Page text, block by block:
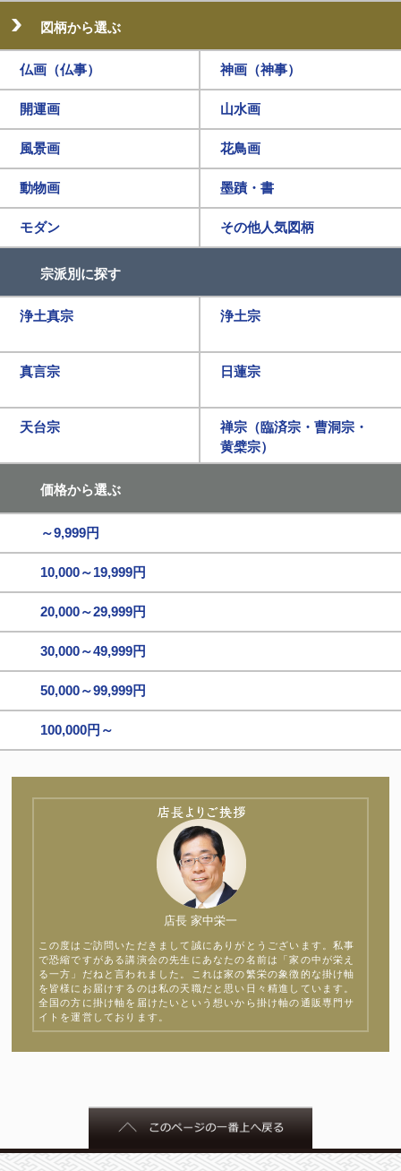
図柄から選ぶ
仏画（仏事） 神画（神事）
開運画 山水画
風景画 花鳥画
動物画 墨蹟・書
モダン その他人気図柄
宗派別に探す
浄土真宗 浄土宗
真言宗 日蓮宗
天台宗
禅宗（臨済宗・曹洞宗・
黄檗宗）
価格から選ぶ
～9,999円
10,000～19,999円
20,000～29,999円
30,000～49,999円
50,000～99,999円
100,000円～
店長 家中栄一
この度はご訪問いただきまして誠にありがとうございます。私事
で恐縮ですがある講演会の先生にあなたの名前は「家の中が栄え
る一方」だねと言われました。これは家の繁栄の象徴的な掛け軸
を皆様にお届けするのは私の天職だと思い日々精進しています。
全国の方に掛け軸を届けたいという想いから掛け軸の通販専門サ
イトを運営しております。